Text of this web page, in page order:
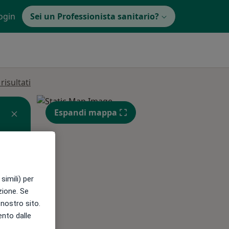
Sei un Professionista sanitario?
Lun,
10 Ago
Espandi mappa
per
Se
sito.
dalle